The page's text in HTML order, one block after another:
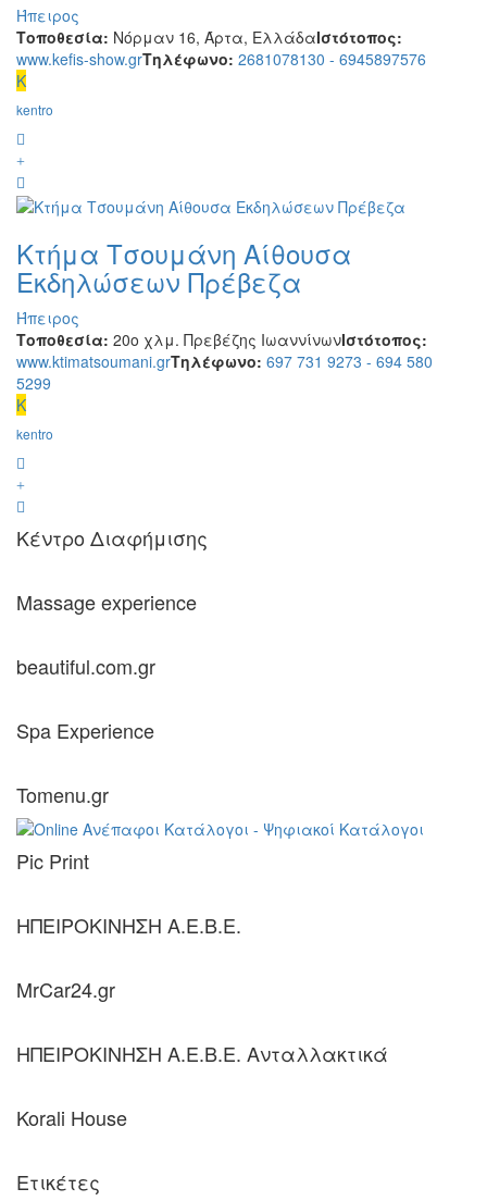
Ήπειρος
Τοποθεσία: Νόρμαν 16, Άρτα, ΕλλάδαΙστότοπος:
www.kefis-show.grΤηλέφωνο: 2681078130 - 6945897576
K
kentro
Κτήμα Τσουμάνη Αίθουσα
Εκδηλώσεων Πρέβεζα
Ήπειρος
Τοποθεσία: 20ο χλμ. Πρεβέζης ΙωαννίνωνΙστότοπος:
www.ktimatsoumani.grΤηλέφωνο: 697 731 9273 - 694 580
5299
K
kentro
Κέντρο Διαφήμισης
Massage experience
beautiful.com.gr
Spa Experience
Tomenu.gr
Pic Print
ΗΠΕΙΡΟΚΙΝΗΣΗ Α.Ε.Β.Ε.
MrCar24.gr
ΗΠΕΙΡΟΚΙΝΗΣΗ Α.Ε.Β.Ε. Ανταλλακτικά
Korali House
Ετικέτες